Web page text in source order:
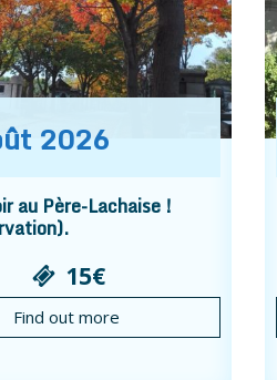
2026
au Père-Lachaise !
15€
Find out more